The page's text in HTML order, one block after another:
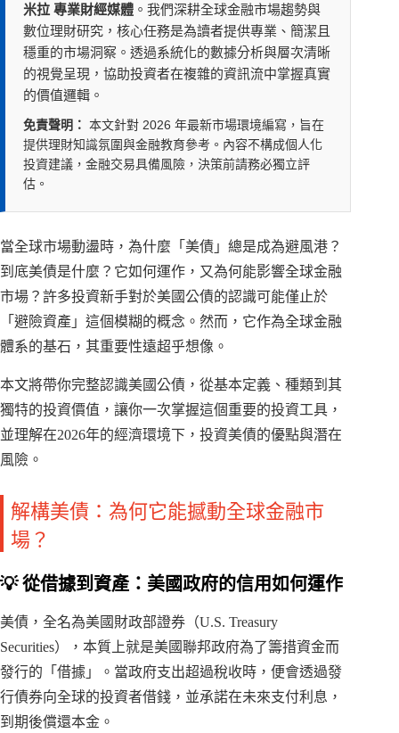
米拉 專業財經媒體 。我們深耕全球金融市場趨勢與
數位理財研究，核心任務是為讀者提供專業、簡潔且
穩重的市場洞察。透過系統化的數據分析與層次清晰
的視覺呈現，協助投資者在複雜的資訊流中掌握真實
的價值邏輯。
免責聲明： 本文針對 2026 年最新市場環境編寫，旨在
提供理財知識氛圍與金融教育參考。內容不構成個人化
投資建議，金融交易具備風險，決策前請務必獨立評
估。
當全球市場動盪時，為什麼「美債」總是成為避風港？
到底美債是什麼？它如何運作，又為何能影響全球金融
市場？許多投資新手對於美國公債的認識可能僅止於
「避險資產」這個模糊的概念。然而，它作為全球金融
體系的基石，其重要性遠超乎想像。
本文將帶你完整認識美國公債，從基本定義、種類到其
獨特的投資價值，讓你一次掌握這個重要的投資工具，
並理解在2026年的經濟環境下，投資美債的優點與潛在
風險。
解構美債：為何它能撼動全球金融市
場？
💡 從借據到資產：美國政府的信用如何運作
美債，全名為美國財政部證券（U.S. Treasury
Securities），本質上就是美國聯邦政府為了籌措資金而
發行的「借據」。當政府支出超過稅收時，便會透過發
行債券向全球的投資者借錢，並承諾在未來支付利息，
到期後償還本金。